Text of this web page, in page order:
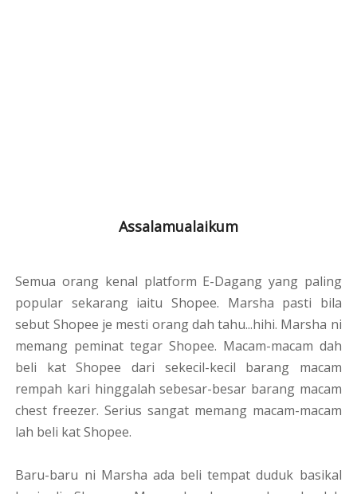
Assalamualaikum
Semua orang kenal platform E-Dagang yang paling
popular sekarang iaitu Shopee. Marsha pasti bila
sebut Shopee je mesti orang dah tahu...hihi. Marsha ni
memang peminat tegar Shopee. Macam-macam dah
beli kat Shopee dari sekecil-kecil barang macam
rempah kari hinggalah sebesar-besar barang macam
chest freezer. Serius sangat memang macam-macam
lah beli kat Shopee.
Baru-baru ni Marsha ada beli tempat duduk basikal